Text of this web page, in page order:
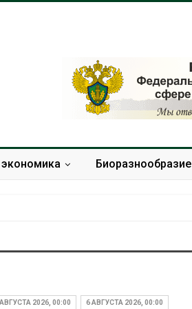
Биоразнообразие
2026, 00:00 6 АВГУСТА 2026, 00:00
Нижнего Новгорода